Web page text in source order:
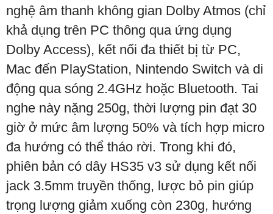
nghệ âm thanh không gian Dolby Atmos (chỉ
khả dụng trên PC thông qua ứng dụng
Dolby Access), kết nối đa thiết bị từ PC,
Mac đến PlayStation, Nintendo Switch và di
động qua sóng 2.4GHz hoặc Bluetooth. Tai
nghe này nặng 250g, thời lượng pin đạt 30
giờ ở mức âm lượng 50% và tích hợp micro
đa hướng có thể tháo rời. Trong khi đó,
phiên bản có dây HS35 v3 sử dụng kết nối
jack 3.5mm truyền thống, lược bỏ pin giúp
trọng lượng giảm xuống còn 230g, hướng